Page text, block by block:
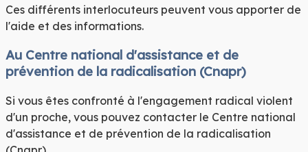
Ces différents interlocuteurs peuvent vous apporter de
l'aide et des informations.
Au Centre national d'assistance et de
prévention de la radicalisation (Cnapr)
Si vous êtes confronté à l'engagement radical violent
d'un proche, vous pouvez contacter le Centre national
d'assistance et de prévention de la radicalisation